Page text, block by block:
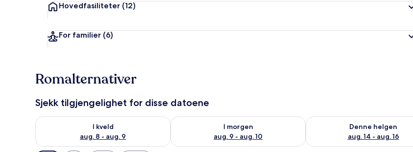
Hovedfasiliteter (12)
For familier (6)
Romalternativer
Sjekk tilgjengelighet for disse datoene
I kveld
aug. 8 - aug. 9
Sjekk tilgjengelighet for i kveld, aug. 8 - aug. 9
I morgen
aug. 9 - aug. 10
Sjekk tilgjengelighet for i morgen, aug. 9 - aug. 10
Denne helgen
aug. 14 - aug. 16
Sjekk tilgjengelighet for denne